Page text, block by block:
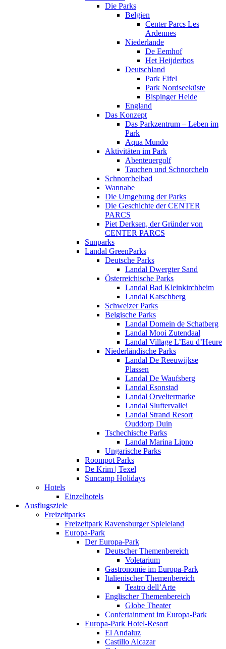
Die Parks
Belgien
Center Parcs Les
Ardennes
Niederlande
De Eemhof
Het Heijderbos
Deutschland
Park Eifel
Park Nordseeküste
Bispinger Heide
England
Das Konzept
Das Parkzentrum – Leben im
Park
Aqua Mundo
Aktivitäten im Park
Abenteuergolf
Tauchen und Schnorcheln
Schnorchelbad
Wannabe
Die Umgebung der Parks
Die Geschichte der CENTER
PARCS
Piet Derksen, der Gründer von
CENTER PARCS
Sunparks
Landal GreenParks
Deutsche Parks
Landal Dwergter Sand
Österreichische Parks
Landal Bad Kleinkirchheim
Landal Katschberg
Schweizer Parks
Belgische Parks
Landal Domein de Schatberg
Landal Mooi Zutendaal
Landal Village L’Eau d’Heure
Niederländische Parks
Landal De Reeuwijkse
Plassen
Landal De Waufsberg
Landal Esonstad
Landal Orveltermarke
Landal Sluftervallei
Landal Strand Resort
Ouddorp Duin
Tschechische Parks
Landal Marina Lipno
Ungarische Parks
Roompot Parks
De Krim | Texel
Suncamp Holidays
Hotels
Einzelhotels
Ausflugsziele
Freizeitparks
Freizeitpark Ravensburger Spieleland
Europa-Park
Der Europa-Park
Deutscher Themenbereich
Voletarium
Gastronomie im Europa-Park
Italienischer Themenbereich
Teatro dell’Arte
Englischer Themenbereich
Globe Theater
Confertainment im Europa-Park
Europa-Park Hotel-Resort
El Andaluz
Castillo Alcazar